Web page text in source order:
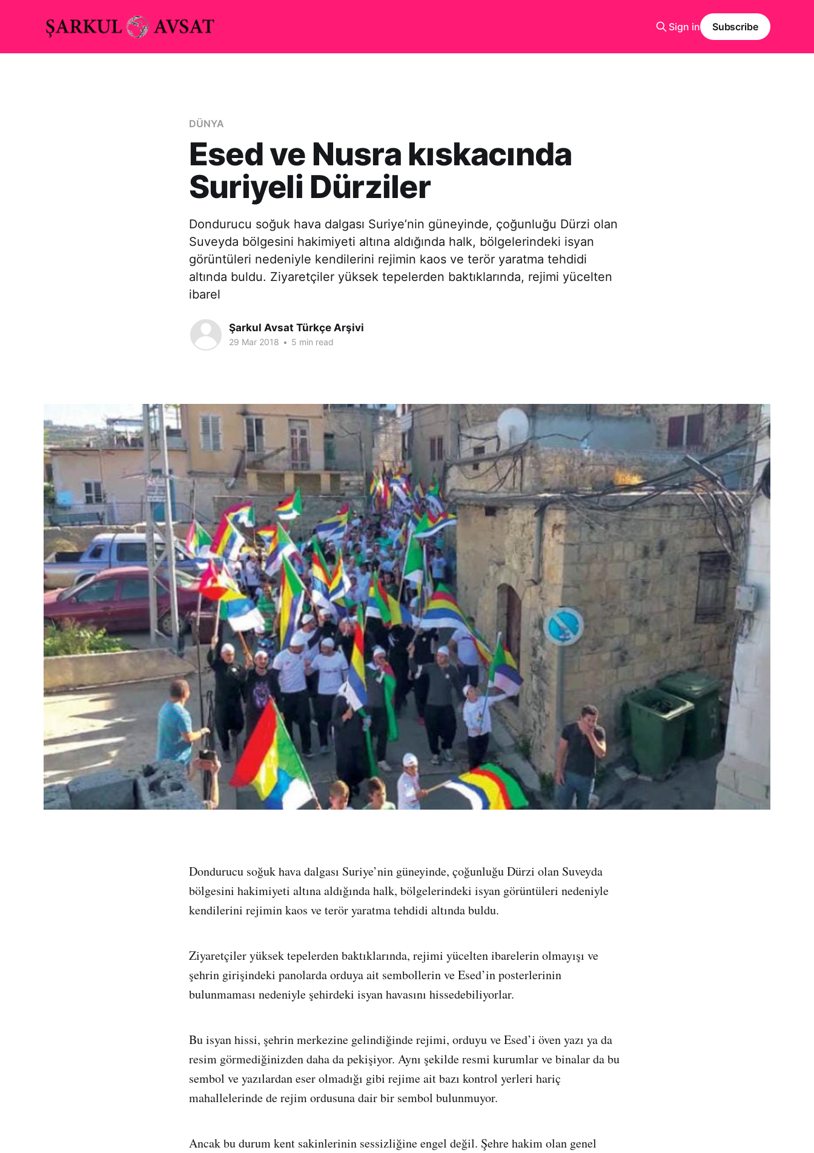
Sign in Subscribe
DÜNYA
Esed ve Nusra kıskacında
Suriyeli Dürziler
Dondurucu soğuk hava dalgası Suriye’nin güneyinde, çoğunluğu Dürzi olan
Suveyda bölgesini hakimiyeti altına aldığında halk, bölgelerindeki isyan
görüntüleri nedeniyle kendilerini rejimin kaos ve terör yaratma tehdidi
altında buldu. Ziyaretçiler yüksek tepelerden baktıklarında, rejimi yücelten
ibarel
Şarkul Avsat Türkçe Arşivi
29 Mar 2018 • 5 min read
Dondurucu soğuk hava dalgası Suriye’nin güneyinde, çoğunluğu Dürzi olan Suveyda
bölgesini hakimiyeti altına aldığında halk, bölgelerindeki isyan görüntüleri nedeniyle
kendilerini rejimin kaos ve terör yaratma tehdidi altında buldu.
Ziyaretçiler yüksek tepelerden baktıklarında, rejimi yücelten ibarelerin olmayışı ve
şehrin girişindeki panolarda orduya ait sembollerin ve Esed’in posterlerinin
bulunmaması nedeniyle şehirdeki isyan havasını hissedebiliyorlar.
Bu isyan hissi, şehrin merkezine gelindiğinde rejimi, orduyu ve Esed’i öven yazı ya da
resim görmediğinizden daha da pekişiyor. Aynı şekilde resmi kurumlar ve binalar da bu
sembol ve yazılardan eser olmadığı gibi rejime ait bazı kontrol yerleri hariç
mahallelerinde de rejim ordusuna dair bir sembol bulunmuyor.
Ancak bu durum kent sakinlerinin sessizliğine engel değil. Şehre hakim olan genel